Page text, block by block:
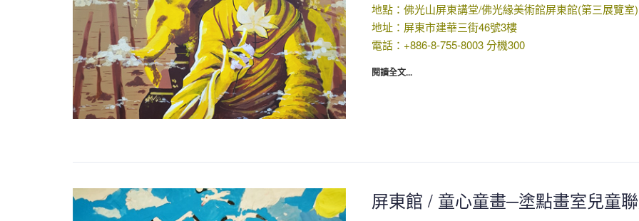
地點：佛光山屏東講堂/佛光緣美術館屏東館(第三展覽室)
地址：屏東市建華三街46號3樓
電話：+886-8-755-8003 分機300
閱讀全文...
屏東館 / 童心童畫─塗點畫室兒童